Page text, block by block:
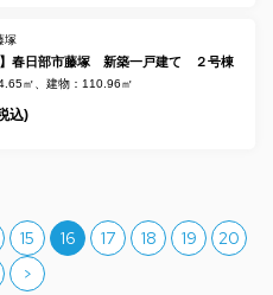
塚
】春日部市藤塚 新築一戸建て ２号棟
㎡ 建物：110.96㎡
込)
15 16 17 18 19
20
>